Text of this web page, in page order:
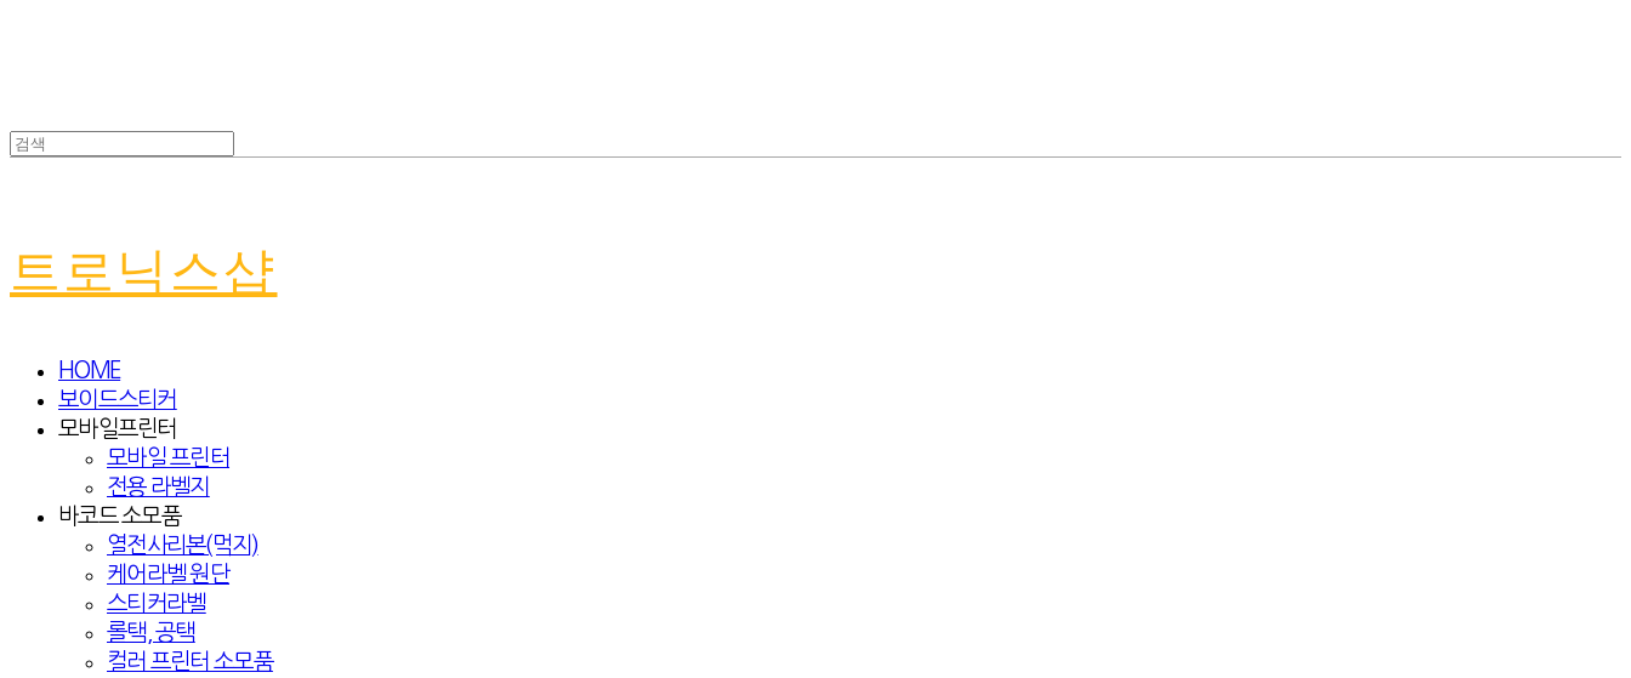
트로닉스샵
HOME
보이드스티커
모바일프린터
모바일 프린터
전용 라벨지
바코드 소모품
열전사리본(먹지)
케어라벨 원단
스티커라벨
롤택, 공택
컬러 프린터 소모품